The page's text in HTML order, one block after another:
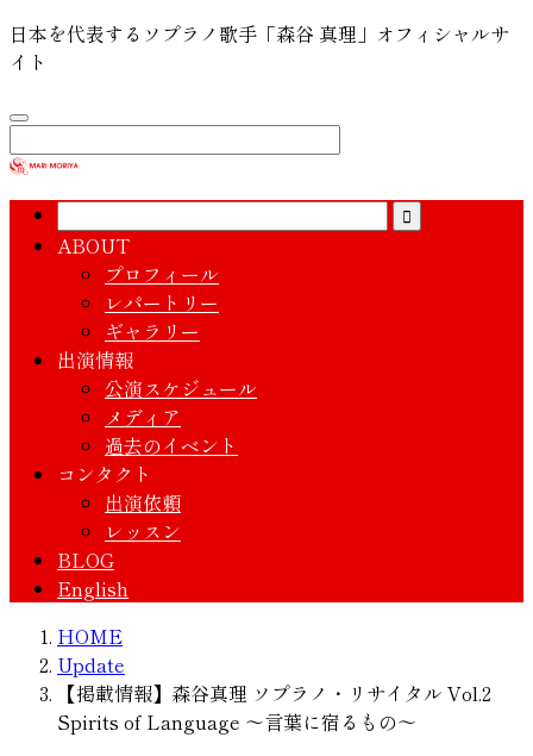
日本を代表するソプラノ歌手「森谷 真理」オフィシャルサ
イト
ABOUT
プロフィール
レパートリー
ギャラリー
出演情報
公演スケジュール
メディア
過去のイベント
コンタクト
出演依頼
レッスン
BLOG
English
HOME
Update
【掲載情報】森谷真理 ソプラノ・リサイタル Vol.2
Spirits of Language ～言葉に宿るもの～